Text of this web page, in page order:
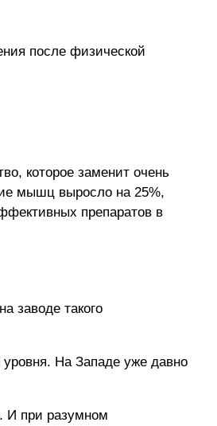
после физической
которое заменит очень
мышц выросло на 25%,
препаратов в
заводе такого
На Западе уже давно
И при разумном